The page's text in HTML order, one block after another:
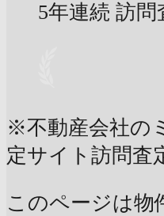
5年連続 訪問
※不動産会社の
定サイト訪問査
このページは物